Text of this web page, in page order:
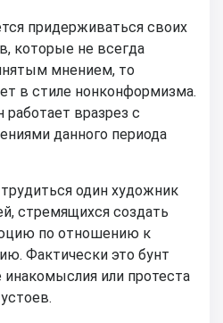
придерживаться своих
которые не всегда
мнением, то
в стиле нонконформизма.
вразрез с
данного периода
один художник
стремящихся создать
по отношению к
Фактически это бунт
инакомыслия или протеста